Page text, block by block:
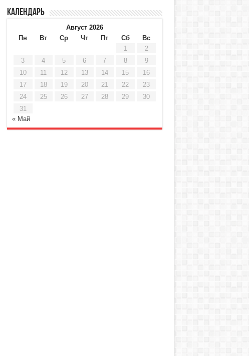
Календарь
Август 2026
Пн
Вт Ср Чт Пт Сб
Вс
1
2
3
4 5 6 7 8
9
10
11 12 13 14 15
16
17
18 19 20 21 22
23
24
25 26 27 28 29
30
31
« Май